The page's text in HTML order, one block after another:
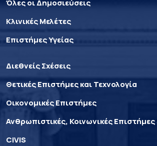
Όλες οι Δημοσιεύσεις
Κλινικές Μελέτες
Επιστήμες Υγείας
Διεθνείς Σχέσεις
Θετικές Επιστήμες και Τεχνολογία
Οικονομικές Επιστήμες
Ανθρωπιστικές, Κοινωνικές Επιστήμες
CIVIS